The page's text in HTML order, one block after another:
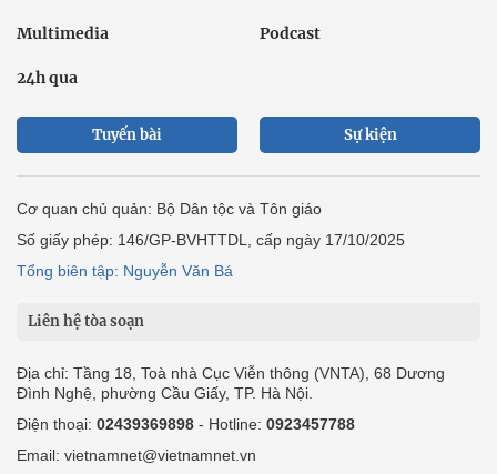
Multimedia Podcast
24h qua
Tuyến bài Sự kiện
Cơ quan chủ quản: Bộ Dân tộc và Tôn giáo
Số giấy phép: 146/GP-BVHTTDL, cấp ngày 17/10/2025
Tổng biên tập: Nguyễn Văn Bá
Liên hệ tòa soạn
Địa chỉ: Tầng 18, Toà nhà Cục Viễn thông (VNTA), 68 Dương
Đình Nghệ, phường Cầu Giấy, TP. Hà Nội.
Điện thoại: 02439369898 - Hotline: 0923457788
Email: vietnamnet@vietnamnet.vn